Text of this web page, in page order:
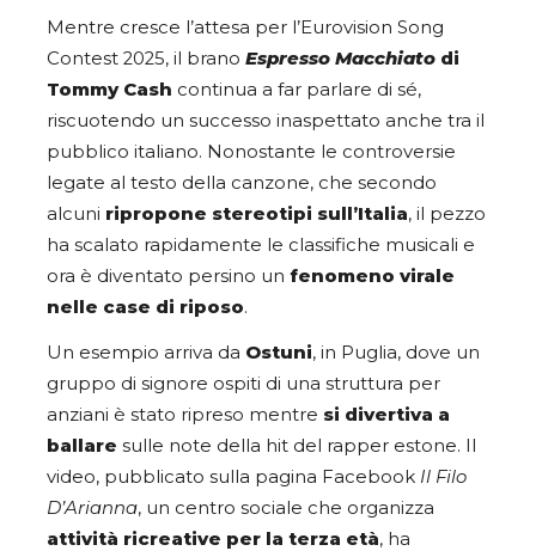
Mentre cresce l’attesa per l’Eurovision Song
Contest 2025, il brano Espresso Macchiato di
Tommy Cash continua a far parlare di sé,
riscuotendo un successo inaspettato anche tra il
pubblico italiano. Nonostante le controversie
legate al testo della canzone, che secondo
alcuni ripropone stereotipi sull’Italia, il pezzo
ha scalato rapidamente le classifiche musicali e
ora è diventato persino un fenomeno virale
nelle case di riposo.
Un esempio arriva da Ostuni, in Puglia, dove un
gruppo di signore ospiti di una struttura per
anziani è stato ripreso mentre si divertiva a
ballare sulle note della hit del rapper estone. Il
video, pubblicato sulla pagina Facebook Il Filo
D’Arianna, un centro sociale che organizza
attività ricreative per la terza età, ha